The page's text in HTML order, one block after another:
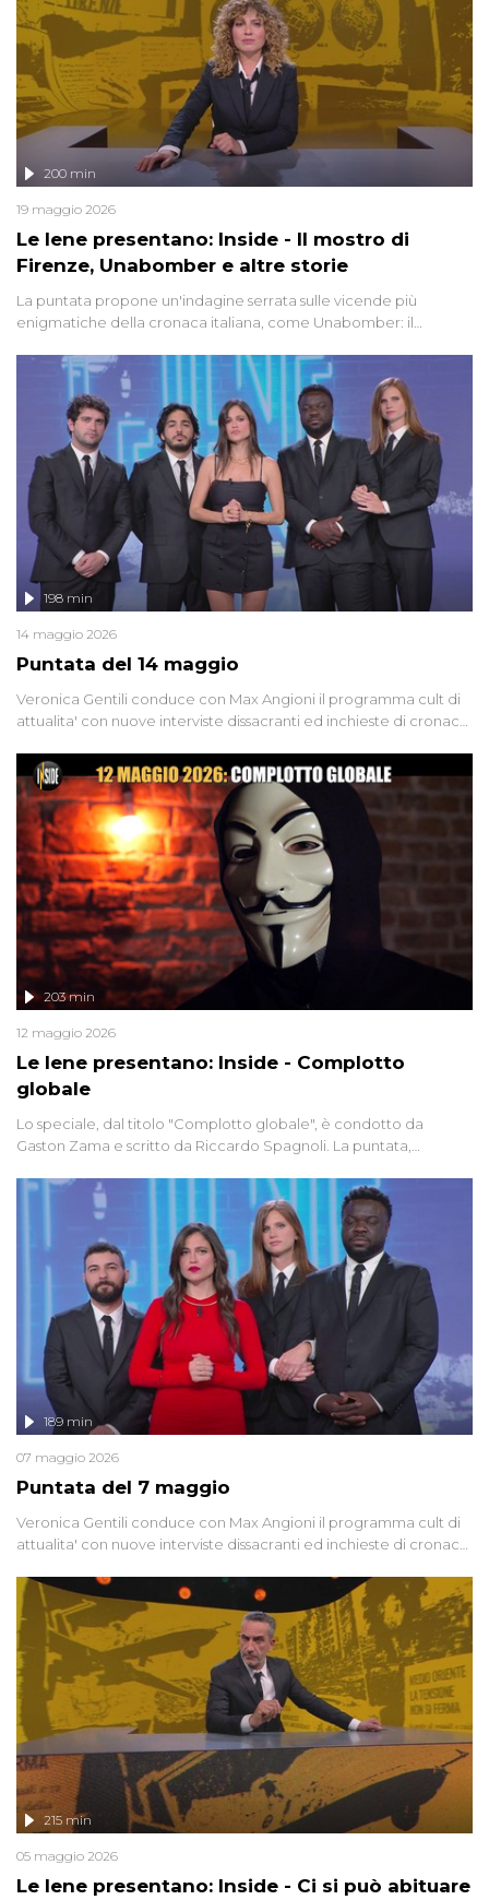
Le Iene presentano: Inside - Il mostro di
Firenze, Unabomber e altre storie
200 min
19 maggio 2026
La puntata propone un'indagine serrata sulle vicende più
enigmatiche della cronaca italiana, come Unabomber: il
'90 e il 2000 che, inquietantemente, potrebbe essere ancora in
libertà. Lo speciale affronta inoltre le zone d'ombra sul Mostro di
Firenze, le cui responsabilità appaiono ancora oggi avvolte in un
groviglio di dubbi mai chiariti. Nel corso dello speciale anche
l'intervista inedita a Olindo Romano, realizzata ne...
Puntata del 14 maggio
198 min
14 maggio 2026
Veronica Gentili conduce con Max Angioni il programma cult di
attualita' con nuove interviste dissacranti ed inchieste di cronaca
Le Iene presentano: Inside - Complotto
globale
203 min
12 maggio 2026
Lo speciale, dal titolo "Complotto globale", è condotto da
Gaston Zama e scritto da Riccardo Spagnoli. La puntata,
racconta l'universo delle narrazioni alternative, dei sospetti
globali e del complottismo che negli ultimi anni hanno invaso
social network, talk show, piazze digitali e immaginario collettivo.
Puntata del 7 maggio
189 min
07 maggio 2026
Veronica Gentili conduce con Max Angioni il programma cult di
attualita' con nuove interviste dissacranti ed inchieste di cronaca
Le Iene presentano: Inside - Ci si può abituare
215 min
05 maggio 2026